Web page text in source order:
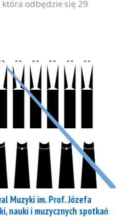
która odbędzie się 29
Muzyki im. Prof. Józefa
nauki i muzycznych spotkań